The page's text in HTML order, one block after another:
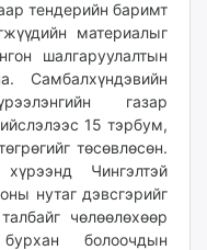
тендерийн баримт
материалыг
шалгаруулалтын
Самбалхүндэвийн
газар
15 тэрбум,
төсөвлөсөн.
Чингэлтэй
нутаг дэвсгэрийг
чөлөөлөхөөр
болоочдын